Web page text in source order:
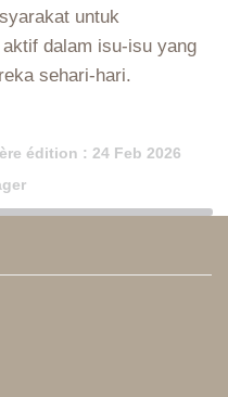
untuk
dalam isu-isu yang
sehari-hari.
édition : 24 Feb 2026